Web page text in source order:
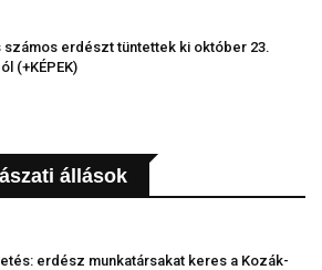
számos erdészt tüntettek ki október 23.
(+KÉPEK)
állások
erdész munkatársakat keres a Kozák-